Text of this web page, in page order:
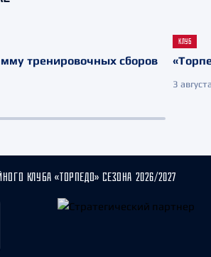
тренировочных сборов
КЛУБ
3
КЛУБА «ТОРПЕДО» СЕЗОНА 2026/2027